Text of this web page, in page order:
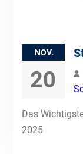
NOV.
20
Das
2025